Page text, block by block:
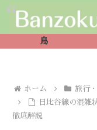
鳥
ホーム 旅行
日比谷線の混雑
徹底解説